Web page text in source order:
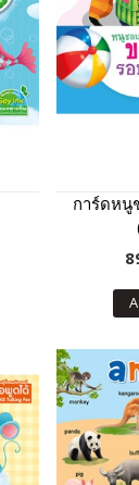
การ์ดหนู